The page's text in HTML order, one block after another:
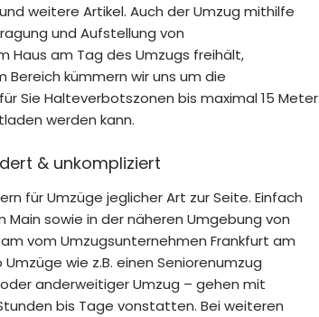
weitere Artikel. Auch der Umzug mithilfe
und Aufstellung von
Haus am Tag des Umzugs freihält,
Bereich kümmern wir uns um die
Sie Halteverbotszonen bis maximal 15 Meter
werden kann.
& unkompliziert
für Umzüge jeglicher Art zur Seite. Einfach
Main sowie in der näheren Umgebung von
vom Umzugsunternehmen Frankfurt am
wie z.B. einen Seniorenumzug
anderweitiger Umzug – gehen mit
bis Tage vonstatten. Bei weiteren